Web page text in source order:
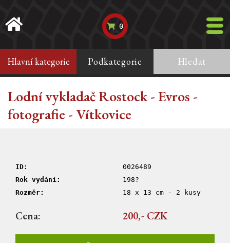
0
Hlavní kategorie Podkategorie Hledat
Lodní vykladač Rostock - Evros -
fotografie - Vítkovice
ID:
0026489
Rok vydání:
198?
Rozměr:
18 x 13 cm - 2 kusy
Cena: 200,- CZK